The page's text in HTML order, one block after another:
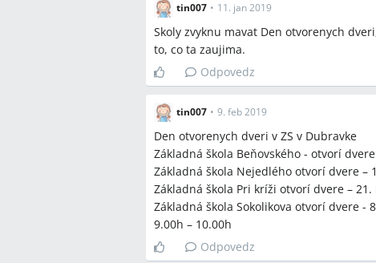
tin007 • 11. jan 2019
Skoly zvyknu mavat Den otvorenych
to, co ta zaujima.
Odpovedz
tin007 • 9. feb 2019
Den otvorenych dveri v ZS v Dubravke
Základná škola Beňovského - otvorí
Základná škola Nejedlého otvorí dvere –
Základná škola Pri kríži otvorí dvere – 21.
Základná škola Sokolikova otvorí dvere -
9.00h – 10.00h
Odpovedz